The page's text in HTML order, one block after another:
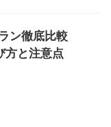
ン徹底比較
方と注意点